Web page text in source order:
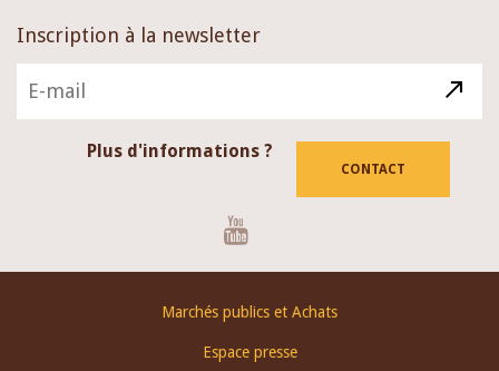
Inscription à la newsletter
Plus d'informations ?
CONTACT
Marchés publics et Achats
Espace presse